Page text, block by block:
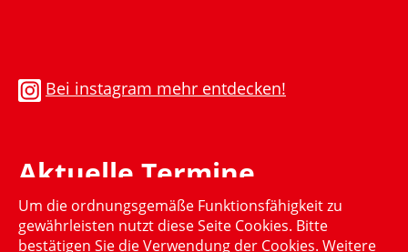
Bei instagram mehr entdecken!
Aktuelle Termine
Momentan gibt es keinen aktuellen Termin
Um die ordnungsgemäße Funktionsfähigkeit zu
gewährleisten nutzt diese Seite Cookies. Bitte
bestätigen Sie die Verwendung der Cookies. Weitere